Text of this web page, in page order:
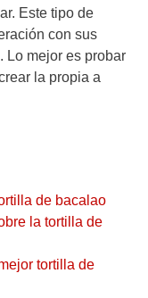
Este tipo de
con sus
Lo mejor es probar
la propia a
de bacalao
la tortilla de
tortilla de